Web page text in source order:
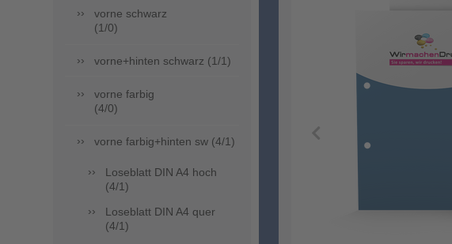
vorne schwarz
(1/0)
vorne+hinten schwarz (1/1)
vorne farbig
(4/0)
vorne farbig+hinten sw (4/1)
Loseblatt DIN A4 hoch
(4/1)
Loseblatt DIN A4 quer
(4/1)